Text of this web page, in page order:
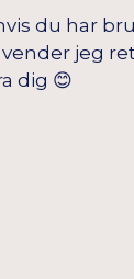
du har
jeg
dig 😊